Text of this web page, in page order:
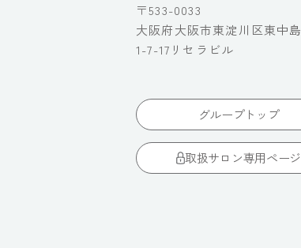
〒533-0033
大阪府大阪市東淀川区東中島
1-7-17リセラビル
グループトップ
取扱サロン専用ページ